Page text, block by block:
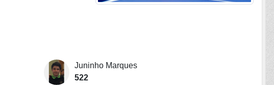
Juninho Marques
522